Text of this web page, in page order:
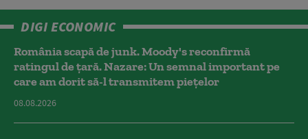
DIGI ECONOMIC
România scapă de junk. Moody's reconfirmă
ratingul de țară. Nazare: Un semnal important pe
care am dorit să-l transmitem piețelor
08.08.2026